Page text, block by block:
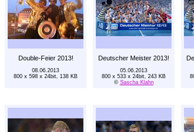
Double-Feier 2013! Deutscher Meister 2013!
08.06.2013
800 x 598 x 24bit, 138 KB
05.06.2013
800 x 533 x 24bit, 243 KB
© Sascha Klahn